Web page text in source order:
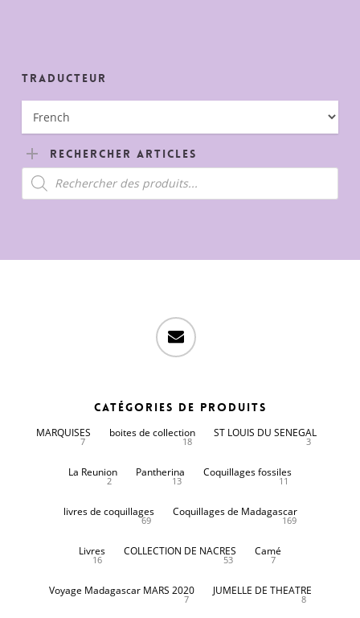
Traducteur
Rechercher Articles
Recherche
de
produits
email
Catégories de produits
MARQUISES
7
boites de collection
18
ST LOUIS DU SENEGAL
3
La Reunion
2
Pantherina
13
Coquillages fossiles
11
livres de coquillages
69
Coquillages de Madagascar
169
Livres
16
COLLECTION DE NACRES
53
Camé
7
Voyage Madagascar MARS 2020
7
JUMELLE DE THEATRE
8